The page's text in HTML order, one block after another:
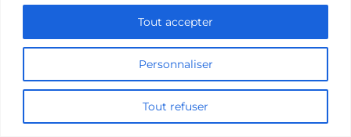
Personnaliser
Tout refuser
Tout accepter